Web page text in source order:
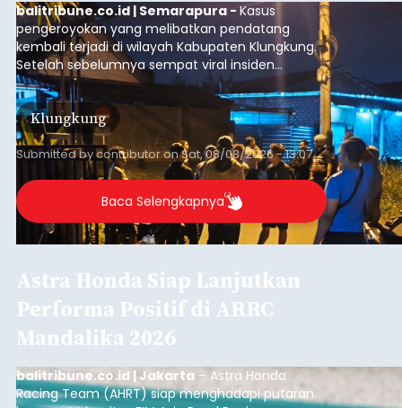
balitribune.co.id | Semarapura -Kasus
pengeroyokan yang melibatkan pendatang
kembali terjadi di wilayah Kabupaten Klungkung.
Setelah sebelumnya sempat viral insiden
keributan di barat Pasar Galiran, peristiwa serupa
kini menimpa seorang pemuda asal Kabupaten
Sumba Barat Daya (SBD), Nusa Tenggara Timur
(NTT).
Klungkung
Submitted bycontributoronSat, 08/08/2026 - 13:07
Baca Selengkapnya
Astra Honda Siap Lanjutkan
Performa Positif di ARRC
Mandalika 2026
balitribune.co.id | Jakarta – Astra Honda
Racing Team (AHRT) siap menghadapi putaran